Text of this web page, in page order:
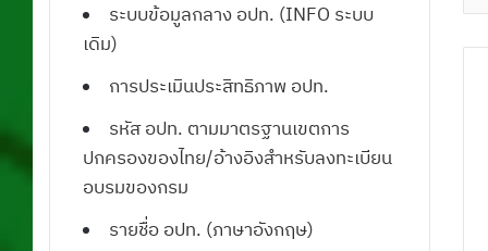
ระบบข้อมูลกลาง อปท. (INFO ระบบ
เดิม)
การประเมินประสิทธิภาพ อปท.
รหัส อปท. ตามมาตรฐานเขตการ
ปกครองของไทย/อ้างอิงสำหรับลงทะเบียน
อบรมของกรม
รายชื่อ อปท. (ภาษาอังกฤษ)